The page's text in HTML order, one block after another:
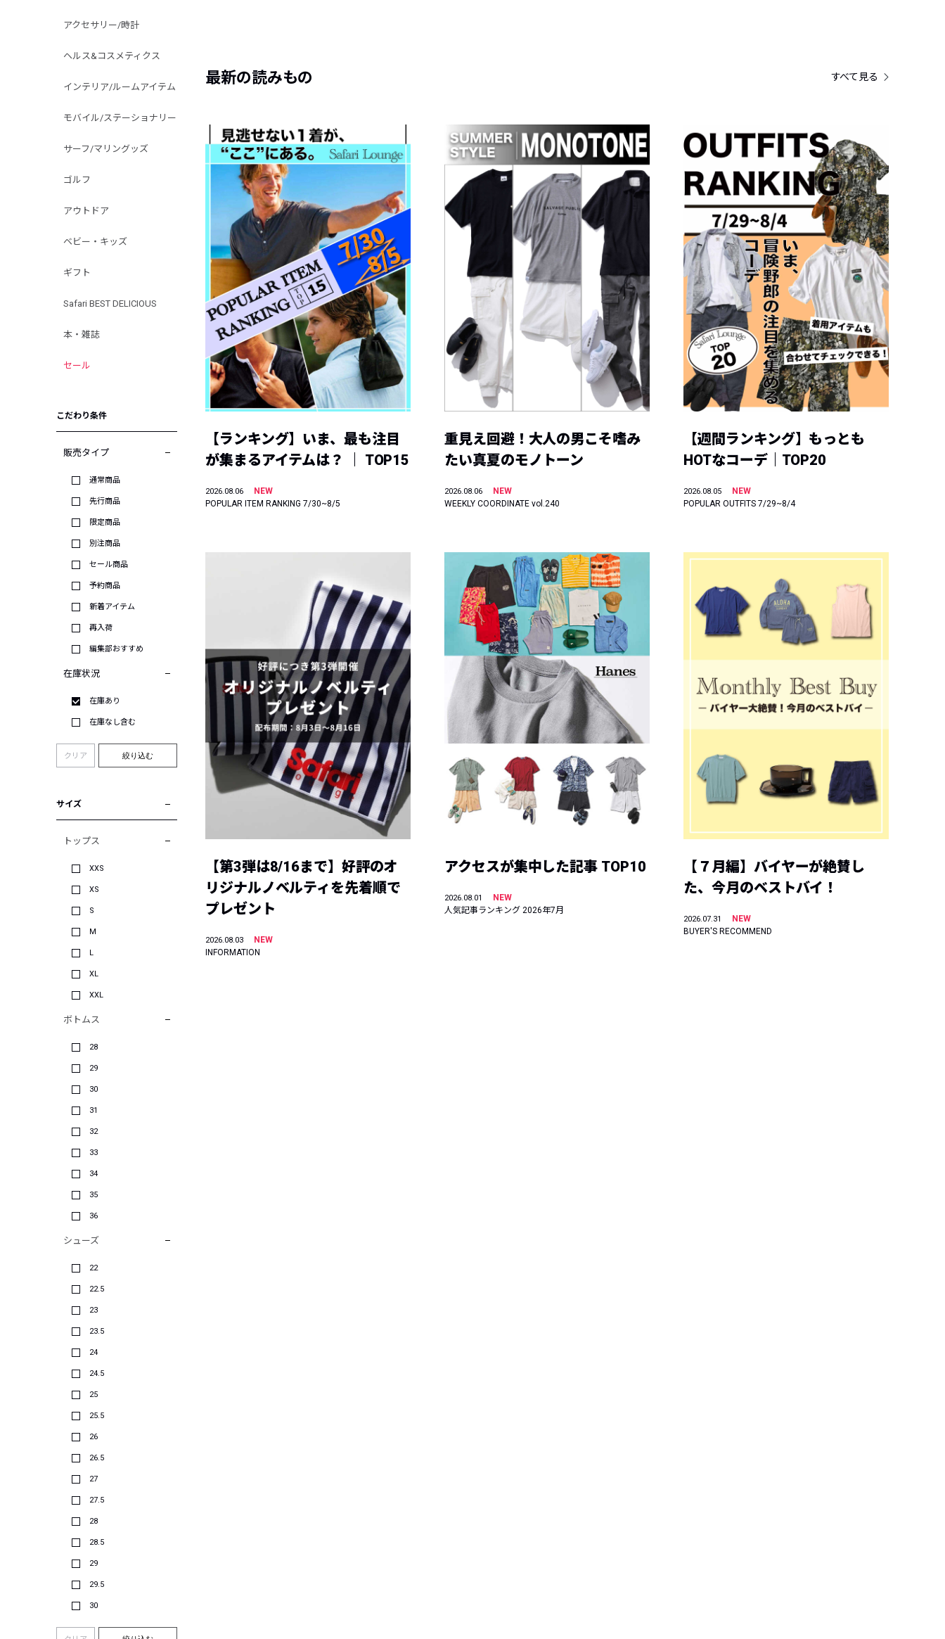
アクセサリー/時計
ヘルス&コスメティクス
インテリア/ルームアイテム
モバイル/ステーショナリー
サーフ/マリングッズ
ゴルフ
アウトドア
ベビー・キッズ
ギフト
Safari BEST DELICIOUS
本・雑誌
セール
こだわり条件
販売タイプ
通常商品
先行商品
限定商品
別注商品
セール商品
予約商品
新着アイテム
再入荷
編集部おすすめ
在庫状況
在庫あり
在庫なし含む
クリア 絞り込む
サイズ
トップス
XXS
XS
S
M
L
XL
XXL
ボトムス
28
29
30
31
32
33
34
35
36
シューズ
22
22.5
23
23.5
24
24.5
25
25.5
26
26.5
27
27.5
28
28.5
29
29.5
30
最新の読みもの すべて見る
【ランキング】いま、最も注目
が集まるアイテムは？ ｜ TOP15
2026.08.06
NEW
POPULAR ITEM RANKING 7/30~8/5
重見え回避！大人の男こそ嗜み
たい真夏のモノトーン
2026.08.06
NEW
WEEKLY COORDINATE vol.240
【週間ランキング】もっとも
HOTなコーデ｜TOP20
2026.08.05
NEW
POPULAR OUTFITS 7/29~8/4
【第3弾は8/16まで】好評のオ
リジナルノベルティを先着順で
プレゼント
2026.08.03
NEW
INFORMATION
アクセスが集中した記事 TOP10
2026.08.01
NEW
人気記事ランキング 2026年7月
【７月編】バイヤーが絶賛し
た、今月のベストバイ！
2026.07.31
NEW
BUYER'S RECOMMEND